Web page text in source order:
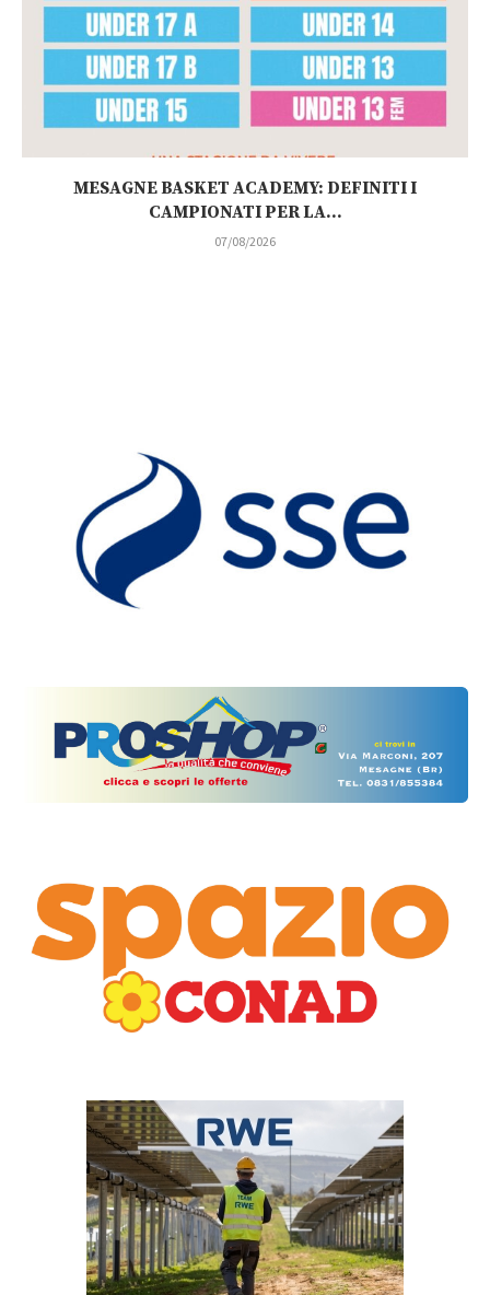
MESAGNE BASKET ACADEMY: DEFINITI I
CAMPIONATI PER LA...
07/08/2026